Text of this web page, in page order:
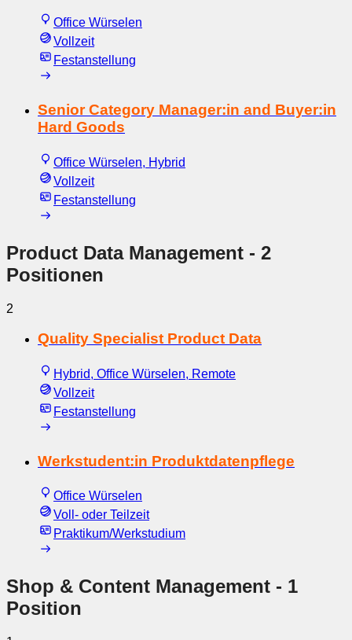
Office Würselen
Vollzeit
Festanstellung
Senior Category Manager:in and Buyer:in
Hard Goods
Office Würselen, Hybrid
Vollzeit
Festanstellung
Product Data Management - 2
Positionen
2
Quality Specialist Product Data
Hybrid, Office Würselen, Remote
Vollzeit
Festanstellung
Werkstudent:in Produktdatenpflege
Office Würselen
Voll- oder Teilzeit
Praktikum/Werkstudium
Shop & Content Management - 1
Position